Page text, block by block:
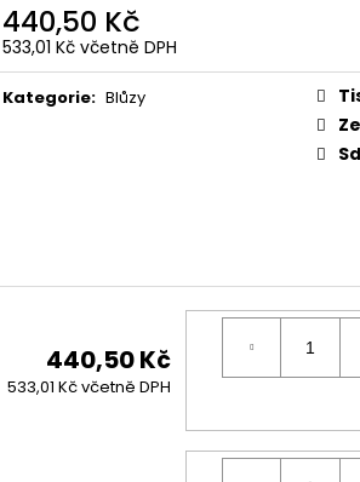
440,50 Kč
533,01 Kč včetně DPH
Měrná
cena:
Kategorie: Blůzy
440,50 Kč
533,01 Kč včetně DPH